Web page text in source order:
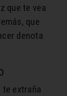
que te vea
que
denota
te extraña